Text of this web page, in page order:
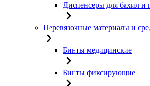
Диспенсеры для бахил и
Перевязочные материалы и
Бинты медицинские
Бинты фиксирующие